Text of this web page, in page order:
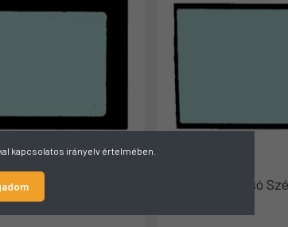
Hátsó Szélvédő
BOBCAT Hátsó
kapcsolatos irányelv értelmében.